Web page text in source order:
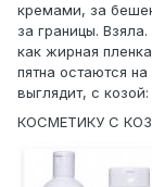
кремами, за
за границы.
как жирная
пятна остаются
выглядит, с козой:
КОСМЕТИКУ С